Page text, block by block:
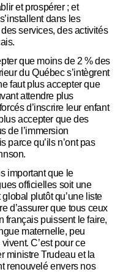
et prospérer ; et
dans les
services, des activités
que moins de 2 % des
du Québec s’intègrent
faut plus accepter que
attendre plus
d’inscrire leur enfant
accepter que des
de l’immersion
parce qu’ils n’ont pas
important que le
officielles soit une
plutôt qu’une liste
d’assurer que tous ceux
français puissent le faire,
maternelle, peu
C’est pour ce
ministre Trudeau et la
renouvelé envers nos